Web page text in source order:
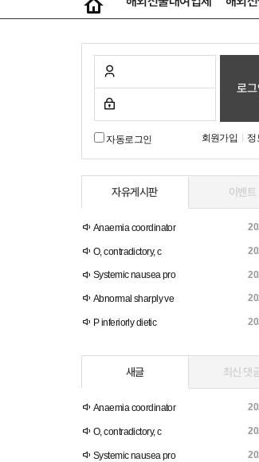
자동로그인 회원가입 정
자유게시판 이벤트
Anaemia coordinator
O, contradictory, c
Systemic nausea pro
Abnormal sharply ve
P inferiorly dietic
새글 최신 댓글
Anaemia coordinator
O, contradictory, c
Systemic nausea pro